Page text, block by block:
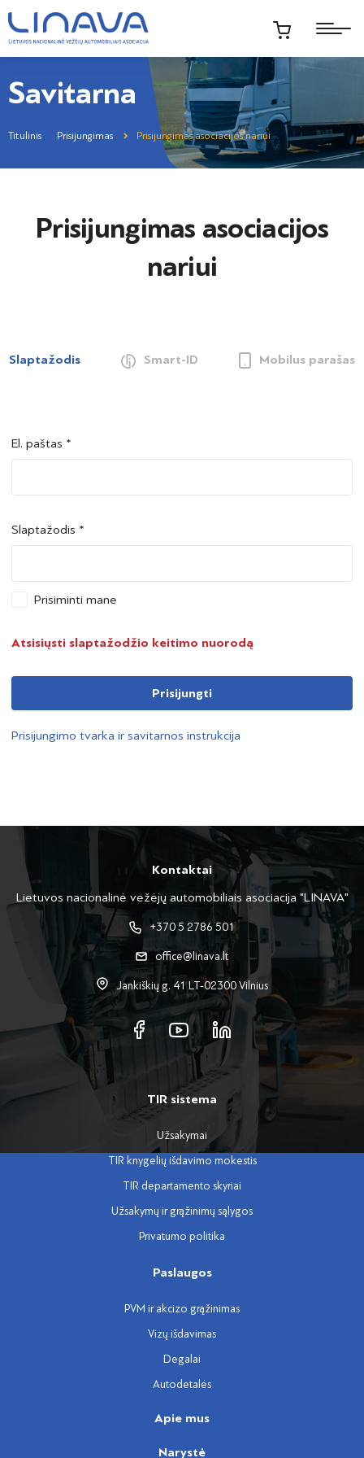
Savitarna
Titulinis Prisijungimas Prisijungimas asociacijos nariui
Prisijungimas asociacijos
nariui
Slaptažodis Smart-ID Mobilus parašas
Šalis *
Asmens kodas *
Šalis *
Asmens kodas *
El. paštas *
Slaptažodis *
Prisiminti mane
Atsisiųsti slaptažodžio keitimo nuorodą
Prisijungti
Prisijungimo tvarka ir savitarnos instrukcija
Kontaktai
Lietuvos nacionalinė vežėjų automobiliais asociacija "LINAVA"
+370 5 2786 501
office@linava.lt
Jankiškių g. 41 LT-02300 Vilnius
TIR sistema
Užsakymai
TIR knygelių išdavimo mokestis
TIR departamento skyriai
Užsakymų ir grąžinimų sąlygos
Privatumo politika
Paslaugos
PVM ir akcizo grąžinimas
Vizų išdavimas
Degalai
Autodetalės
Apie mus
Narystė